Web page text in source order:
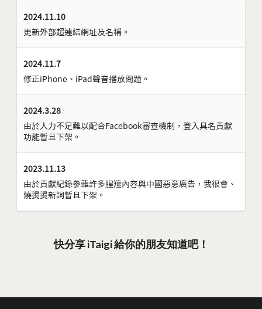
2024.11.10
更新外部超連結網址及名稱。
2024.11.7
修正iPhone、iPad聲音播放問題。
2024.3.28
由於人力不足難以配合Facebook審查機制，登入具名貢獻
功能暫且下架。
2023.11.13
由於貢獻紀錄參雜許多腥羶內容與中國惡意廣告，我很會、
燒燙燙新詞暫且下架。
快分享 iTaigi 給你的朋友知道吧！